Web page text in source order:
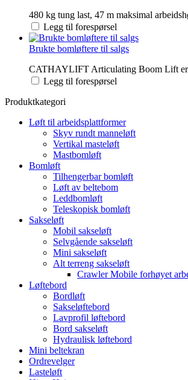
480 kg tung last, 47 m maksimal
Legg til forespørsel
Brukte bomløftere til salgs
CATHAYLIFT Articulating Boom Lift er
Legg til forespørsel
Produktkategori
Løft til arbeidsplattformer
Skyv rundt manneløft
Vertikal masteløft
Mastbomløft
Bomløft
Tilhengerbar bomløft
Løft av beltebom
Leddbomløft
Teleskopisk bomløft
Sakseløft
Mobil sakseløft
Selvgående sakseløft
Mini sakseløft
Alt terreng sakseløft
Crawler Mobile forhøyet
Løftebord
Bordløft
Sakseløftebord
Lavprofil løftebord
Bord sakseløft
Hydraulisk løftebord
Mini beltekran
Ordrevelger
Lasteløft